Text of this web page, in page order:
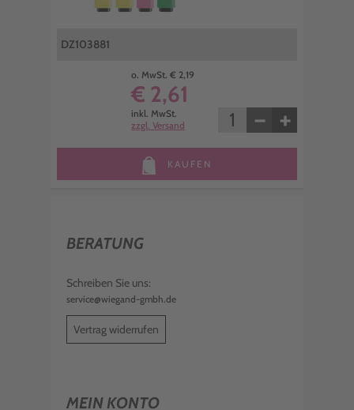
DZ103881
o. MwSt. € 2,19
€ 2,61
inkl. MwSt.
zzgl. Versand
− +
KAUFEN
BERATUNG
Schreiben Sie uns:
service@wiegand-gmbh.de
Vertrag widerrufen
MEIN KONTO